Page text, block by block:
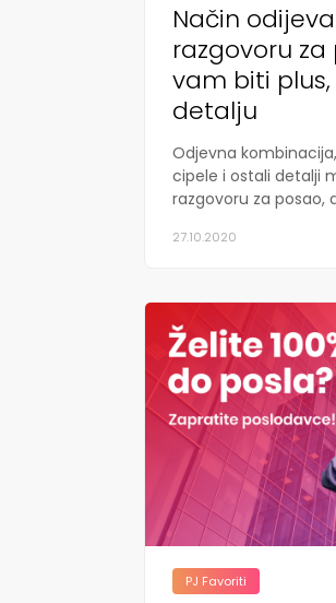
Način
razgovoru
vam biti
detalju
Odjevna
cipele i ostali detalji
razgovoru za posao,
27.10.2020
PJ Favoriti